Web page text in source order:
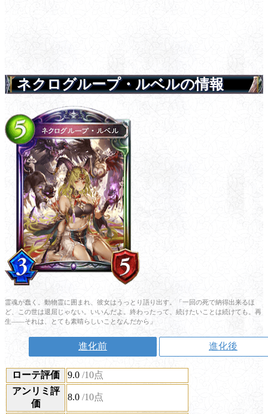
ネクログループ・ルベルの情報
霊魂が蠢く。動物霊に囲まれ、彼女はうっとり語り出す。「一回の死で納得出来るほ
ど、この世は退屈じゃない。いいんだよ。終わったって、続けたいことは続けても。再
生――それは、とても素晴らしいことなんだから」
進化前 進化後
ローテ評価 9.0 /10点
アンリミ評
価
8.0 /10点